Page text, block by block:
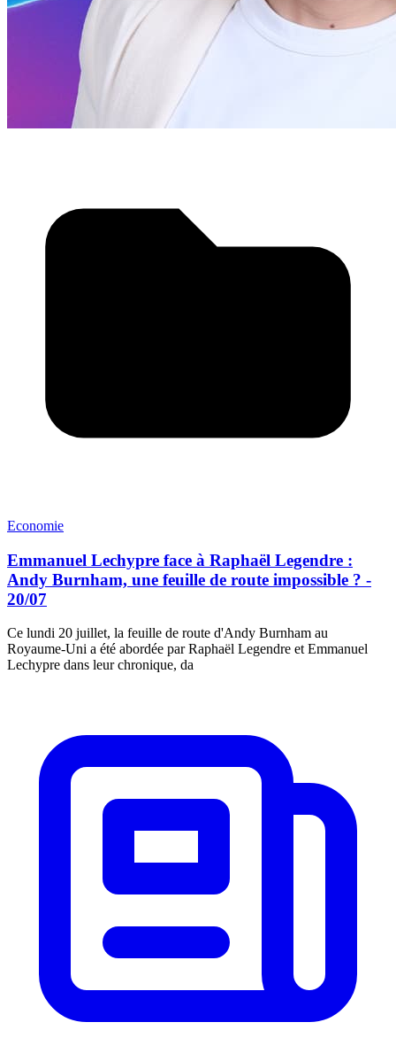
Economie
Emmanuel Lechypre face à Raphaël Legendre :
Andy Burnham, une feuille de route impossible ? -
20/07
Ce lundi 20 juillet, la feuille de route d'Andy Burnham au
Royaume-Uni a été abordée par Raphaël Legendre et Emmanuel
Lechypre dans leur chronique, da